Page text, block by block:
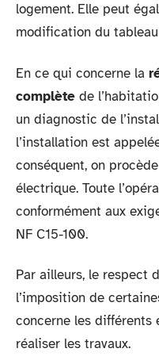
logement. Elle peut
modification du
En ce qui concerne la
complète de
un diagnostic de
l’installation est
conséquent, on
électrique. Toute
conformément aux
NF C15-100.
Par ailleurs, le respect
l’imposition de
concerne les différents
réaliser les travaux.